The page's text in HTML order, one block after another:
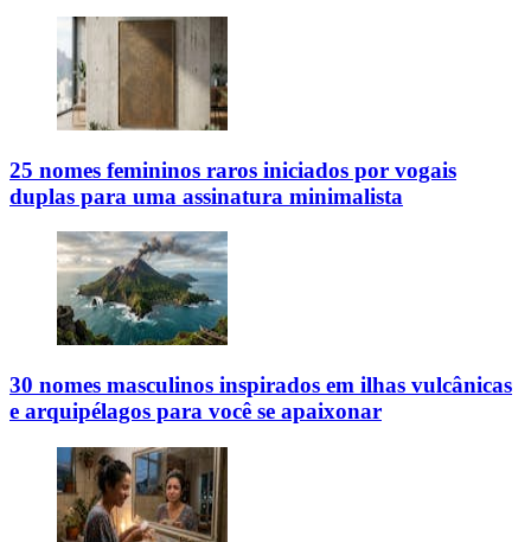
25 nomes femininos raros iniciados por vogais
duplas para uma assinatura minimalista
30 nomes masculinos inspirados em ilhas vulcânicas
e arquipélagos para você se apaixonar